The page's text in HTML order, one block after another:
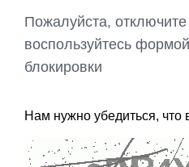
Пожалуйста,
воспользуйтесь
блокировки
Нам нужно убедиться, что